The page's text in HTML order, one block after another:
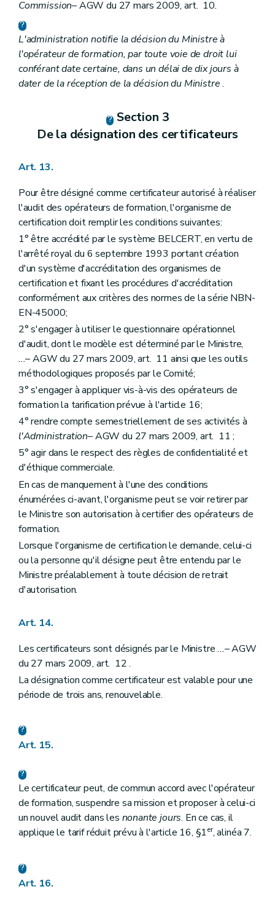
Commission– AGW du 27 mars 2009, art. 10.
L'administration notifie la décision du Ministre à
l'opérateur de formation, par toute voie de droit lui
conférant date certaine, dans un délai de dix jours à
dater de la réception de la décision du Ministre.
Section 3
De la désignation des certificateurs
Art. 13.
Pour être désigné comme certificateur autorisé à réaliser
l'audit des opérateurs de formation, l'organisme de
certification doit remplir les conditions suivantes:
1° être accrédité par le système BELCERT, en vertu de
l'arrêté royal du 6 septembre 1993 portant création
d'un système d'accréditation des organismes de
certification et fixant les procédures d'accréditation
conformément aux critères des normes de la série NBN-
EN-45000;
2° s'engager à utiliser le questionnaire opérationnel
d'audit, dont le modèle est déterminé par le Ministre,
...– AGW du 27 mars 2009, art. 11 ainsi que les outils
méthodologiques proposés par le Comité;
3° s'engager à appliquer vis-à-vis des opérateurs de
formation la tarification prévue à l'article 16;
4° rendre compte semestriellement de ses activités à
l'Administration– AGW du 27 mars 2009, art. 11 ;
5° agir dans le respect des règles de confidentialité et
d'éthique commerciale.
En cas de manquement à l'une des conditions
énumérées ci-avant, l'organisme peut se voir retirer par
le Ministre son autorisation à certifier des opérateurs de
formation.
Lorsque l'organisme de certification le demande, celui-ci
ou la personne qu'il désigne peut être entendu par le
Ministre préalablement à toute décision de retrait
d'autorisation.
Art. 14.
Les certificateurs sont désignés par le Ministre...– AGW
du 27 mars 2009, art. 12 .
La désignation comme certificateur est valable pour une
période de trois ans, renouvelable.
Art. 15.
Le certificateur peut, de commun accord avec l'opérateur
de formation, suspendre sa mission et proposer à celui-ci
un nouvel audit dans les nonante jours. En ce cas, il
applique le tarif réduit prévu à l'article 16, §1er, alinéa 7.
Art. 16.